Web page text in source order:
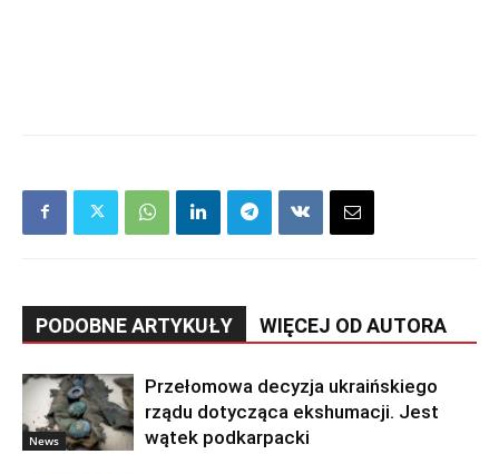
PODOBNE ARTYKUŁY WIĘCEJ OD AUTORA
News
Przełomowa decyzja ukraińskiego
rządu dotycząca ekshumacji. Jest
wątek podkarpacki